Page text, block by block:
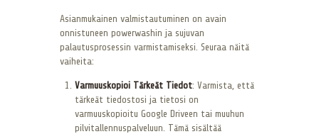
Asianmukainen valmistautuminen on avain
onnistuneen powerwashin ja sujuvan
palautusprosessin varmistamiseksi. Seuraa näitä
vaiheita:
Varmuuskopioi Tärkeät Tiedot: Varmista, että
tärkeät tiedostosi ja tietosi on
varmuuskopioitu Google Driveen tai muuhun
pilvitallennuspalveluun. Tämä sisältää